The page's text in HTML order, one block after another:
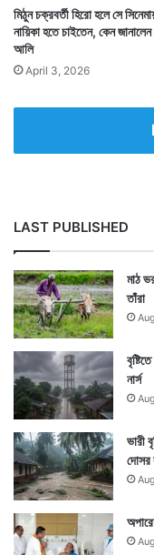
Ayushmann
মিঠুন চক্রবর্তী হিরো হলে সে
নায়িকা হতে চাইতেন, কেন
আলি
April 3, 2026
LAST PUBLISHED
মাঠ
তাঁরা
নার্স
ভারী